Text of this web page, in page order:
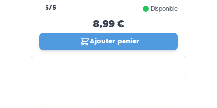
5/5 Disponible
8,99 €
Ajouter panier